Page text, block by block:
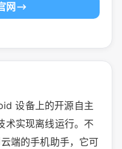
网
设备上的开源自主
实现离线运行。不
端的手机助手，它可